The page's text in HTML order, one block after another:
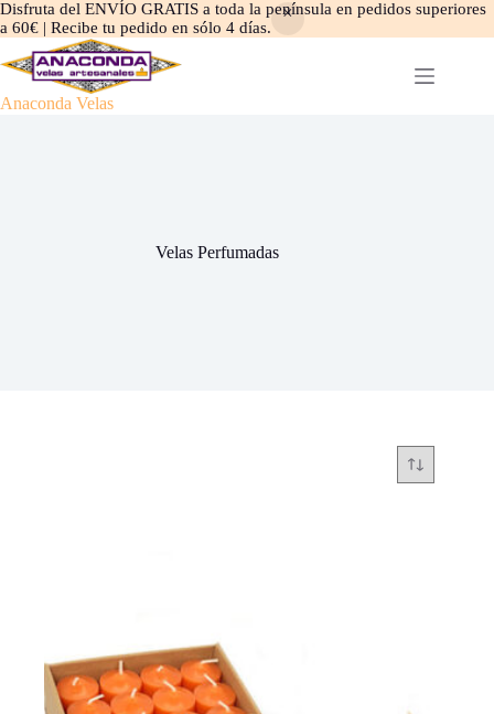
Disfruta del ENVÍO GRATIS a toda la península en pedidos superiores
a 60€ | Recibe tu pedido en sólo 4 días.
al
contenido
Anaconda Velas
Velas Perfumadas